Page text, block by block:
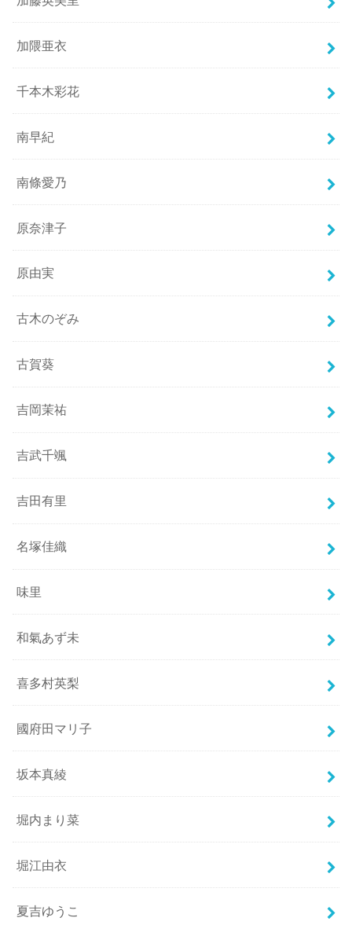
加隈亜衣
千本木彩花
南早紀
南條愛乃
原奈津子
原由実
古木のぞみ
古賀葵
吉岡茉祐
吉武千颯
吉田有里
名塚佳織
味里
和氣あず未
喜多村英梨
國府田マリ子
坂本真綾
堀内まり菜
堀江由衣
夏吉ゆうこ